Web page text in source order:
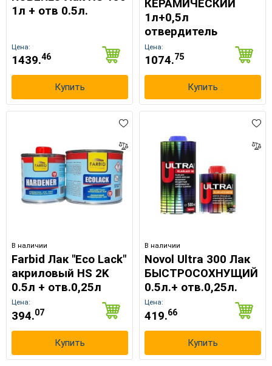
Выберите язык магазина ×
1л + отв 0.5л.
Цена:
1439.46
Купить
КЕРАМИЧЕСКИЙ
1л+0,5л
отвердитель
Цена:
1074.75
Купить
В наличии
Farbid Лак "Eco Lack"
акриловый HS 2K
0.5л + отв.0,25л
Цена:
394.07
Купить
В наличии
Novol Ultra 300 Лак
БЫСТРОСОХНУЩИЙ
0.5л.+ отв.0,25л.
Цена:
419.66
Купить